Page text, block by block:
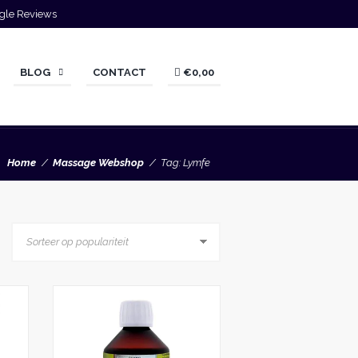
Reviews
BLOG CONTACT €0,00
Home Massage Webshop Tag: Lymfe